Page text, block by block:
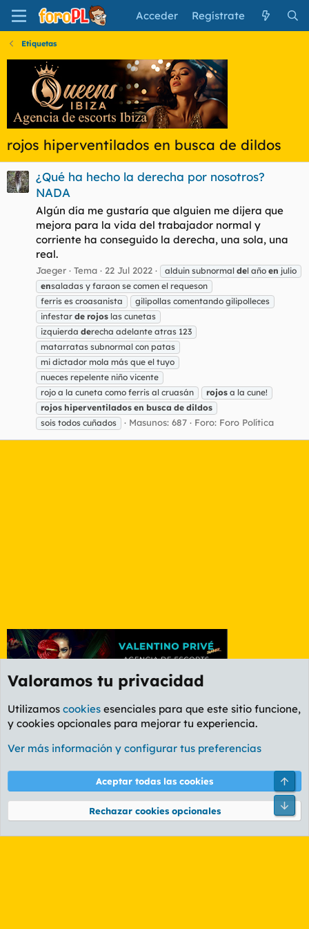
Acceder Regístrate
Etiquetas
rojos hiperventilados en busca de dildos
¿Qué ha hecho la derecha por nosotros?
NADA
Algún día me gustaría que alguien me dijera que
mejora para la vida del trabajador normal y
corriente ha conseguido la derecha, una sola, una
real.
Jaeger Tema 22 Jul 2022 alduin subnormal del año en julio
ensaladas y faraon se comen el requeson
ferris es croasanista
gilipollas comentando gilipolleces
infestar de rojos las cunetas
izquierda derecha adelante atras 123
matarratas subnormal con patas
mi dictador mola más que el tuyo
nueces repelente niño vicente
rojo a la cuneta como ferris al cruasán
rojos a la cune!
rojos hiperventilados en busca de dildos
sois todos cuñados
Masunos: 687 Foro: Foro Política
Etiquetas
Cookies
PL OLDSTYLE AMARILLO
Términos y reglas Política de privacidad Ayuda
Community platform by XenForo® © 2010-2026 XenForo Ltd.
Valoramos tu privacidad
Utilizamos cookies esenciales para que este sitio funcione,
y cookies opcionales para mejorar tu experiencia.
Ver más información y configurar tus preferencias
Aceptar todas las cookies
Rechazar cookies opcionales
Pie